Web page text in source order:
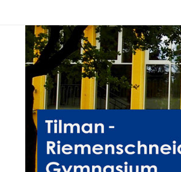
springen